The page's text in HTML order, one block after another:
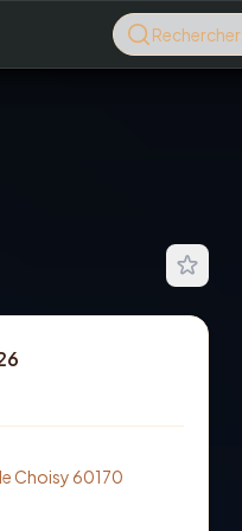
Rechercher…
Choisy 60170